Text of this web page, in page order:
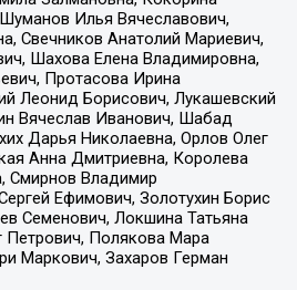
Илья Вячеславович,
Свечников Анатолий Мариевич,
Шахова Елена Владимировна,
Протасова Ирина
Леонид Борисович, Лукашевский
Вячеслав Иванович, Шабад
Дарья Николаевна, Орлов Олег
Анна Дмитриевна, Королева
Смирнов Владимир
Ефимович, Золотухин Борис
Семенович, Локшина Татьяна
Петрович, Полякова Мара
Маркович, Захаров Герман